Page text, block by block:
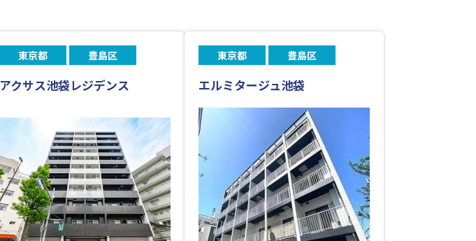
東京都 豊島区
アクサス池袋レジデンス
東京都 豊島区
エルミタージュ池袋